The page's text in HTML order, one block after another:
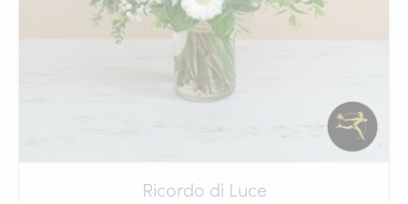
Ricordo di Luce